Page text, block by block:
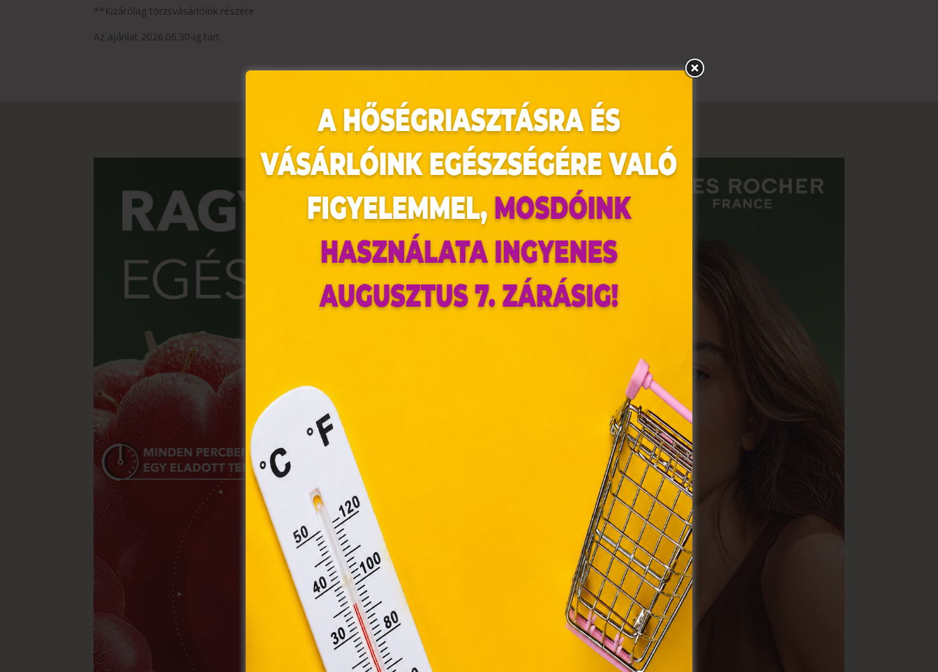
**Kizárólag törzsvásárlóink részére
Az ajánlat 2026.06.30-ig tart.
Ez az oldal sütiket használ
Weboldalunkon „cookie"-kat (továbbiakban „süti") alkalmazunk. Ezek olyan
fájlok, melyek információt tárolnak webes böngészőjében. Ehhez az Ön
elektronikus kereskedelmi szolgáltatások, az információs társadalommal
összefüggő szolgáltatások egyes kérdéseiről szóló 2001. évi CVIII.
törvény, valamint az Európai Unió előírásainak megfelelően használjuk. Azon
weblapoknak, melyek az Európai Unió országain belül működnek, a „sütik"
használatához, és ezeknek a felhasználó számítógépén vagy egyéb
eszközén történő tárolásához a felhasználók hozzájárulását kell kérniük.
Módosítom a beállításokat